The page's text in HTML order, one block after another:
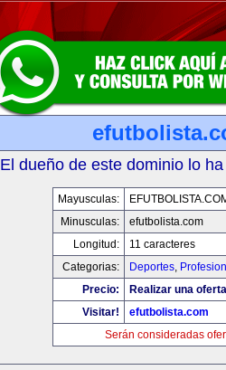
El dueño de este dominio lo
Mayusculas:
Minusculas:
efutbolista.com
Longitud:
11 caracteres
Categorias:
Deportes,
Precio:
Realizar una
Visitar!
efutbolista.com
Serán consideradas